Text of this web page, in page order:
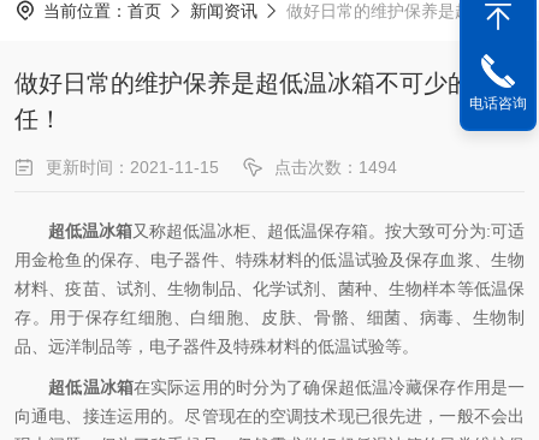
当前位置： 首页 新闻资讯 做好日常的维护保养是超低温冰箱不可少的责任！
做好日常的维护保养是超低温冰箱不可少的责
任！
更新时间：2021-11-15 点击次数：1494
超低温冰箱又称超低温冰柜、超低温保存箱。按大致可分为:可适
用金枪鱼的保存、电子器件、特殊材料的低温试验及保存血浆、生物
材料、疫苗、试剂、生物制品、化学试剂、菌种、生物样本等低温保
存。用于保存红细胞、白细胞、皮肤、骨骼、细菌、病毒、生物制
品、远洋制品等，电子器件及特殊材料的低温试验等。
超低温冰箱在实际运用的时分为了确保超低温冷藏保存作用是一
向通电、接连运用的。尽管现在的空调技术现已很先进，一般不会出
电话咨询